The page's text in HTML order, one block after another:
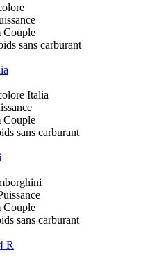
Couple
sans carburant
Italia
Couple
sans carburant
Couple
sans carburant
R